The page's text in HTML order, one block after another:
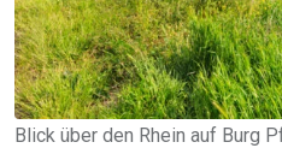
Blick über den Rhein auf Burg